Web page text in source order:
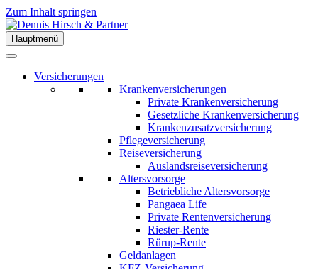
Zum Inhalt springen
Hauptmenü
Versicherungen
Krankenversicherungen
Private Krankenversicherung
Gesetzliche Krankenversicherung
Krankenzusatzversicherung
Pflegeversicherung
Reiseversicherung
Auslandsreiseversicherung
Altersvorsorge
Betriebliche Altersvorsorge
Pangaea Life
Private Rentenversicherung
Riester-Rente
Rürup-Rente
Geldanlagen